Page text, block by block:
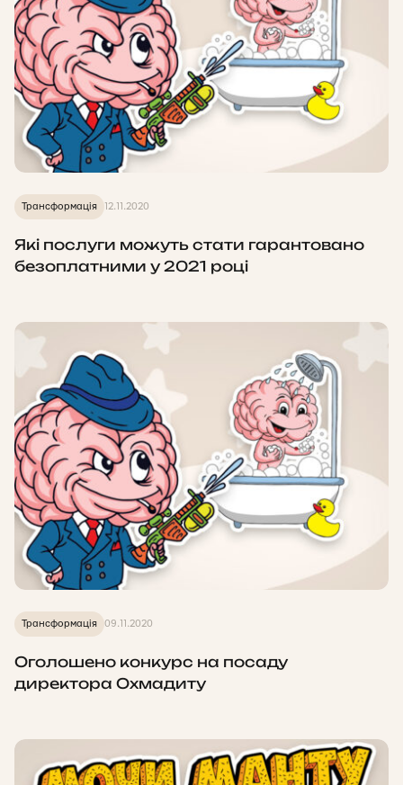
Трансформація 12.11.2020
Які послуги можуть стати гарантовано
безоплатними у 2021 році
Трансформація 09.11.2020
Оголошено конкурс на посаду
директора Охмадиту